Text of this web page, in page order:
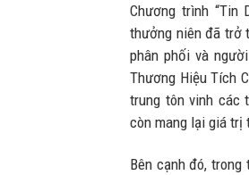
Chương trình “Tin
thưởng niên đã trở
phân phối và
Thương Hiệu Tích
trung tôn vinh các
còn mang lại giá trị
Bên cạnh đó,